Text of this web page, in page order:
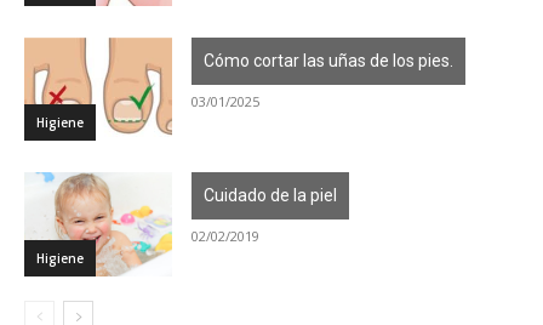
Higiene
Cómo cortar las uñas de los pies.
03/01/2025
Higiene
Cuidado de la piel
02/02/2019